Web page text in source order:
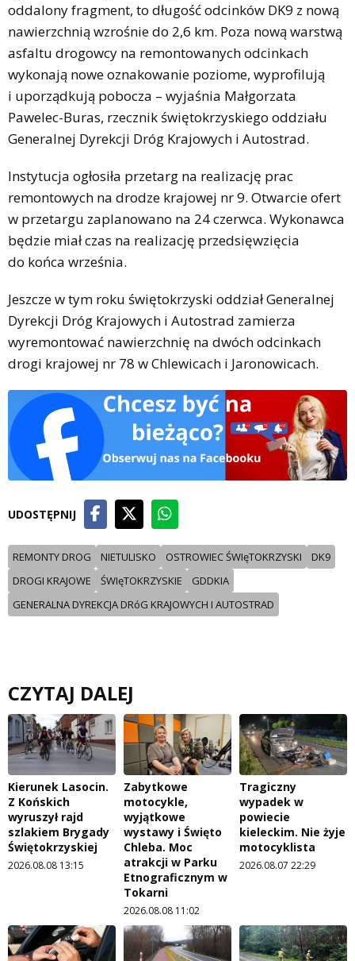
oddalony fragment, to długość odcinków DK9 z nową
nawierzchnią wzrośnie do 2,6 km. Poza nową warstwą
asfaltu drogowcy na remontowanych odcinkach
wykonają nowe oznakowanie poziome, wyprofilują
i uporządkują pobocza – wyjaśnia Małgorzata
Pawelec-Buras, rzecznik świętokrzyskiego oddziału
Generalnej Dyrekcji Dróg Krajowych i Autostrad.
Instytucja ogłosiła przetarg na realizację prac
remontowych na drodze krajowej nr 9. Otwarcie ofert
w przetargu zaplanowano na 24 czerwca. Wykonawca
będzie miał czas na realizację przedsięwzięcia
do końca września.
Jeszcze w tym roku świętokrzyski oddział Generalnej
Dyrekcji Dróg Krajowych i Autostrad zamierza
wyremontować nawierzchnię na dwóch odcinkach
drogi krajowej nr 78 w Chlewicach i Jaronowicach.
UDOSTĘPNIJ
REMONTY DROG NIETULISKO OSTROWIEC ŚWIęTOKRZYSKI
DK9
DROGI KRAJOWE
ŚWIęTOKRZYSKIE
GDDKIA
GENERALNA DYREKCJA DRóG KRAJOWYCH I AUTOSTRAD
CZYTAJ DALEJ
Kierunek Lasocin.
Z Końskich
wyruszył rajd
szlakiem Brygady
Świętokrzyskiej
2026.08.08 13:15
Zabytkowe
motocykle,
wyjątkowe
wystawy i Święto
Chleba. Moc
atrakcji w Parku
Etnograficznym w
Tokarni
2026.08.08 11:02
Tragiczny
wypadek w
powiecie
kieleckim. Nie żyje
motocyklista
2026.08.07 22:29